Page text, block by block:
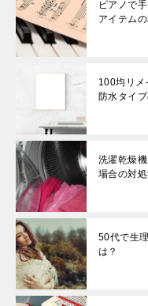
ピアノで
アイテムの
100均リメ
防水タイ
洗濯乾燥
場合の対
50代で生
は？